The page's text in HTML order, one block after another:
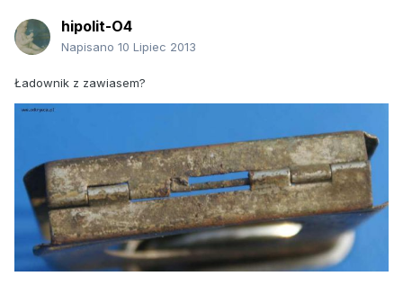
hipolit-O4
Napisano 10 Lipiec 2013
Ładownik z zawiasem?